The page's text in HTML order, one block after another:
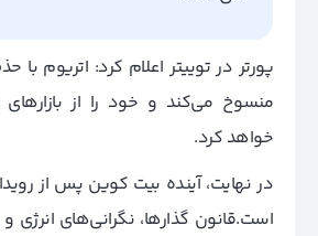
پورتر در توییتر اعلام کرد: اتریوم با
منسوخ می‌کند و خود را از بازارهای
خواهد کرد.
در نهایت، آینده بیت کوین پس از
است.قانون گذارها، نگرانی‌های انرژی و